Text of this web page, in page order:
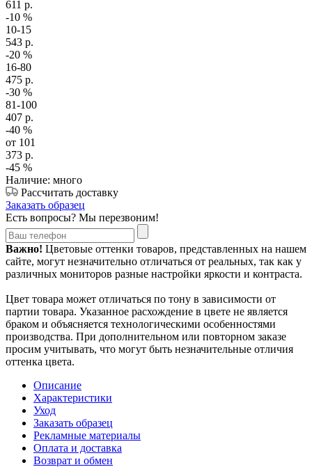
611 р.
-10 %
10-15
543 р.
-20 %
16-80
475 р.
-30 %
81-100
407 р.
-40 %
от 101
373 р.
-45 %
Наличие: много
Рассчитать доставку
Заказать образец
Есть вопросы? Мы перезвоним!
Важно! Цветовые оттенки товаров, представленных на нашем
сайте, могут незначительно отличаться от реальных, так как у
различных мониторов разные настройки яркости и контраста.
Цвет товара может отличаться по тону в зависимости от
партии товара. Указанное расхождение в цвете не является
браком и объясняется технологическими особенностями
производства. При дополнительном или повторном заказе
просим учитывать, что могут быть незначительные отличия
оттенка цвета.
Описание
Характеристики
Уход
Заказать образец
Рекламные материалы
Оплата и доставка
Возврат и обмен